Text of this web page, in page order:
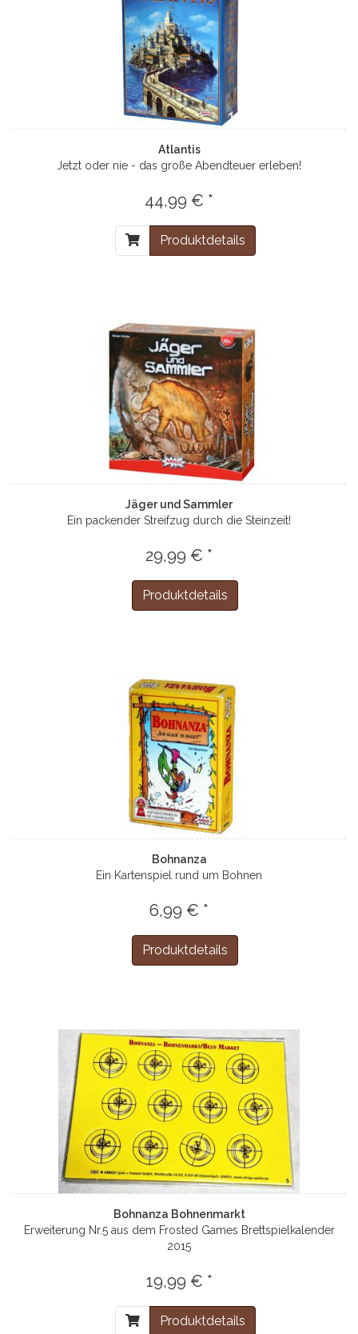
Atlantis
Jetzt oder nie - das große Abendteuer erleben!
44,99 € *
Produktdetails
Jäger und Sammler
Ein packender Streifzug durch die Steinzeit!
29,99 € *
Produktdetails
Bohnanza
Ein Kartenspiel rund um Bohnen
6,99 € *
Produktdetails
Bohnanza Bohnenmarkt
Erweiterung Nr.5 aus dem Frosted Games Brettspielkalender
2015
19,99 € *
Produktdetails